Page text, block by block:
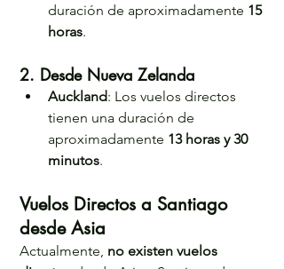
duración de aproximadamente 15
horas.
2. Desde Nueva Zelanda
Auckland: Los vuelos directos
tienen una duración de
aproximadamente 13 horas y 30
minutos.
Vuelos Directos a Santiago
desde Asia
Actualmente, no existen vuelos